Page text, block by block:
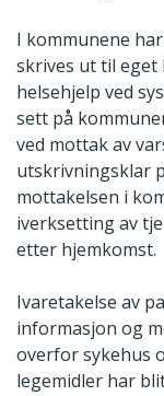
I kommunene
skrives ut til
helsehjelp ved
sett på
ved mottak av
utskrivningsklar
mottakelsen i
iverksetting av
etter hjemkomst.
Ivaretakelse av
informasjon og
overfor sykehus
legemidler har